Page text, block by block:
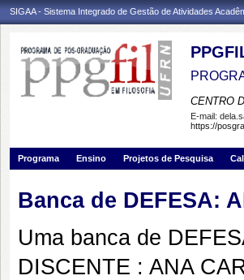
SIGAA - Sistema Integrado de Gestão de Atividades
CENTRO
E-mail:
https://
Programa Ensino Projetos de Pesquisa
Banca de DEFESA:
Uma banca de
DISCENTE : ANA